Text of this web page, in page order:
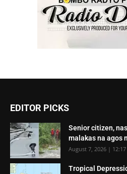
EDITOR PICKS
Senior citizen,
malakas na agos
August 7, 2026 | 12:17
Tropical